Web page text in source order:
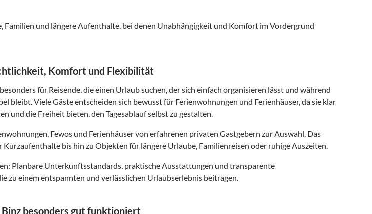
Familien und längere Aufenthalte, bei denen Unabhängigkeit und Komfort im Vordergrund
Komfort und Flexibilität
für Reisende, die einen Urlaub suchen, der sich einfach organisieren lässt und während
bleibt. Viele Gäste entscheiden sich bewusst für Ferienwohnungen und Ferienhäuser, da sie klar
und die Freiheit bieten, den Tagesablauf selbst zu gestalten.
Fewos und Ferienhäuser von erfahrenen privaten Gastgebern zur Auswahl. Das
bis hin zu Objekten für längere Urlaube, Familienreisen oder ruhige Auszeiten.
Planbare Unterkunftsstandards, praktische Ausstattungen und transparente
zu einem entspannten und verlässlichen Urlaubserlebnis beitragen.
besonders gut funktioniert